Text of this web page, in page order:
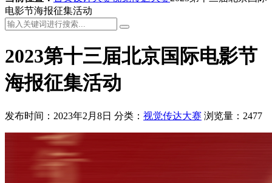
电影节海报征集活动
2023第十三届北京国际电影节
海报征集活动
发布时间：2023年2月8日 分类： 视觉传达大赛 浏览量：2477